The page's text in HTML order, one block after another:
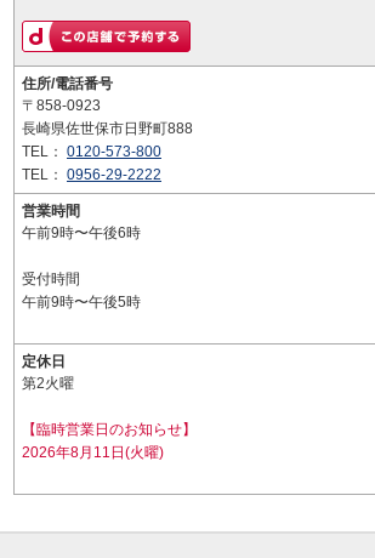
住所/電話番号
〒858-0923
長崎県佐世保市日野町888
TEL： 0120-573-800
TEL： 0956-29-2222
営業時間
午前9時〜午後6時
受付時間
午前9時〜午後5時
定休日
第2火曜
【臨時営業日のお知らせ】
2026年8月11日(火曜)